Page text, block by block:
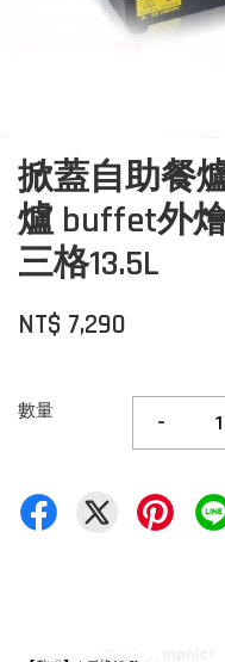
掀蓋自助餐
爐 buffet外
三格13.5L
NT$ 7,290
數量 -